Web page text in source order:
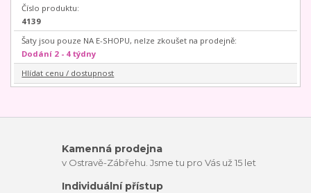
Číslo produktu:
4139
Šaty jsou pouze NA E-SHOPU, nelze zkoušet na prodejně:
Dodání 2 - 4 týdny
Hlídat cenu / dostupnost
Kamenná prodejna
v Ostravě-Zábřehu. Jsme tu pro Vás už 15 let
Individuální přístup